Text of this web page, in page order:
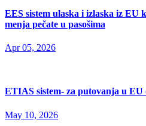
EES sistem ulaska i izlaska iz EU
menja pečate u pasošima
Apr 05, 2026
ETIAS sistem- za putovanja u EU
May 10, 2026